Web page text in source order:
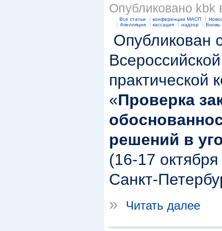
Опубликовано kbk
Все статьи конференции МАСП
Апелляция
кассация надзор Вновь
Опубликован
практической
«Проверка
решений в
(16-17
Санкт-
»
Читать далее